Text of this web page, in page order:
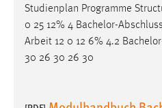
Studienplan Programme
0 25 12% 4 Bachelor-
Arbeit 12 0 12 6% 4.2
30 26 30 26 30